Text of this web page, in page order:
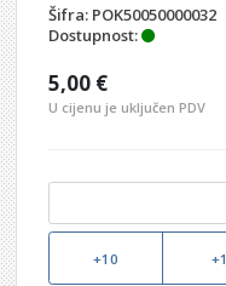
Šifra: POK50050000032
Dostupnost:
5,00 €
U cijenu je uključen PDV
+10 +1